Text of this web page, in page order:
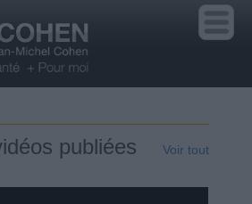
publiées Voir tout